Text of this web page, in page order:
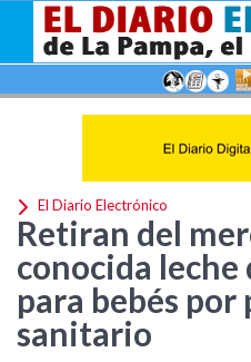
El Diario Electrónico
Retiran del
conocida
para bebés por
sanitario